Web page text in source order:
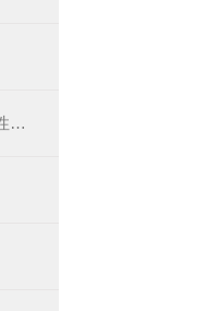
合成切削液单片、叠片防锈性测定仪